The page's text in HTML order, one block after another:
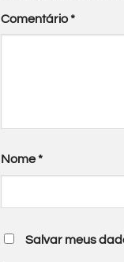
Comentário*
Nome*
Salvar meus